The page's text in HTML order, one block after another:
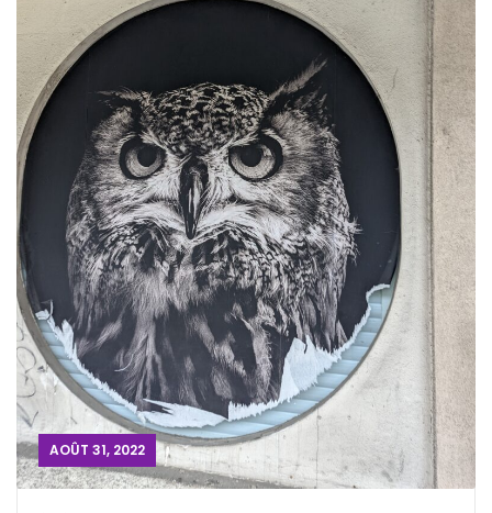
AOÛT 31, 2022